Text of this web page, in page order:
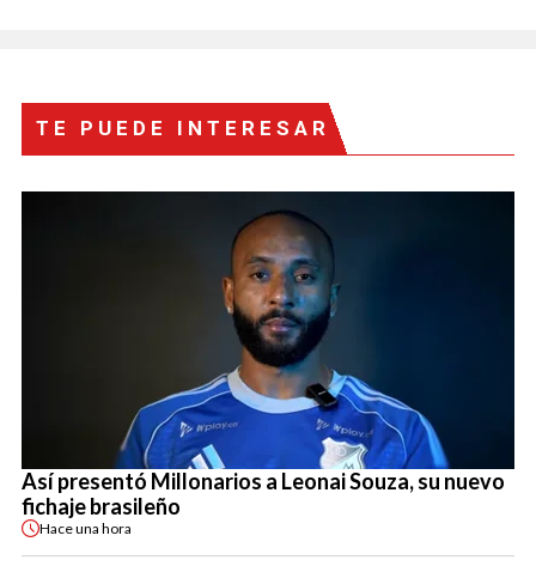
TE PUEDE INTERESAR
Así presentó Millonarios a Leonai Souza, su nuevo
fichaje brasileño
Haceuna hora